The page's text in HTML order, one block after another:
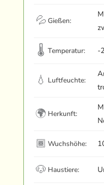
💦 Gießen:
🌡 Temperatur: -
💧 Luftfeuchte:
🌍 Herkunft:
🏾 Wuchshöhe:
🐶 Haustiere: